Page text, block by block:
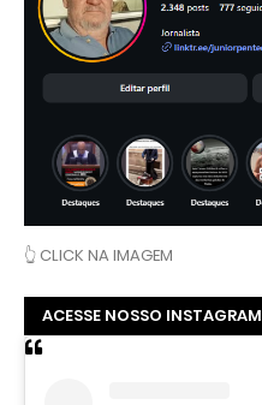
👆 CLICK NA IMAGEM
ACESSE NOSSO INSTAGRAM